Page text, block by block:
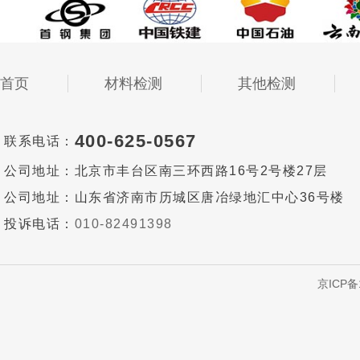
首页 材料检测 其他检测
联系电话： 400-625-0567
公司地址： 北京市丰台区南三环西路16号2号楼27层
公司地址： 山东省济南市历城区唐冶绿地汇中心36号楼
投诉电话： 010-82491398
京ICP